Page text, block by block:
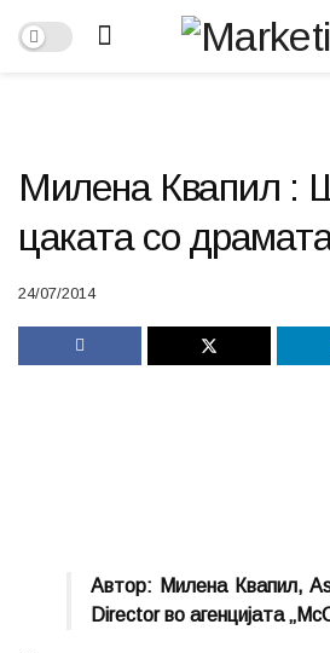
Милена Квапил :
цаката со
24/07/2014
Автор: Милена Квапил,
Director во агенцијата